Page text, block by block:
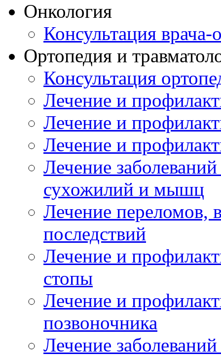
Онкология
Консультация врача-
Ортопедия и
Консультация
Лечение и
Лечение и
Лечение и
Лечение
сухожилий и мышц
Лечение переломов,
последствий
Лечение и
стопы
Лечение и
позвоночника
Лечение